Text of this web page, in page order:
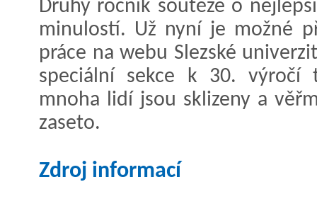
Druhý ročník soutěže o
minulostí. Už nyní je možné
práce na webu Slezské
speciální sekce k 30. výročí
mnoha lidí jsou sklizeny a
zaseto.
Zdroj informací